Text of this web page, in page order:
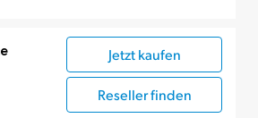
Jetzt kaufen
Reseller finden